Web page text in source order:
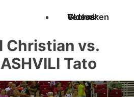
Techniken
Videos
Glossar
Christian vs.
Tato